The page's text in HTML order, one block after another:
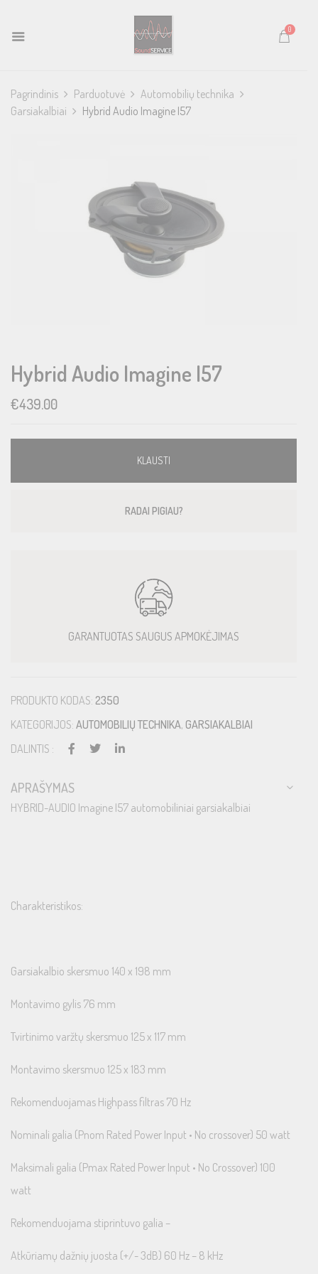
0
Pagrindinis Parduotuvė
Automobilių technika
Garsiakalbiai
Hybrid Audio Imagine I57
Hybrid Audio Imagine I57
€439.00
KLAUSTI
RADAI PIGIAU?
GARANTUOTAS SAUGUS APMOKĖJIMAS
PRODUKTO KODAS: 2350
KATEGORIJOS: AUTOMOBILIŲ TECHNIKA, GARSIAKALBIAI
DALINTIS :
APRAŠYMAS
HYBRID-AUDIO Imagine I57 automobiliniai garsiakalbiai
Charakteristikos:
Garsiakalbio skersmuo 140 x 198 mm
Montavimo gylis 76 mm
Tvirtinimo varžtų skersmuo 125 x 117 mm
Montavimo skersmuo 125 x 183 mm
Rekomenduojamas Highpass filtras 70 Hz
Nominali galia (Pnom Rated Power Input • No crossover) 50 watt
Maksimali galia (Pmax Rated Power Input • No Crossover) 100
watt
Rekomenduojama stiprintuvo galia –
Atkūriamų dažnių juosta (+/- 3dB) 60 Hz – 8 kHz